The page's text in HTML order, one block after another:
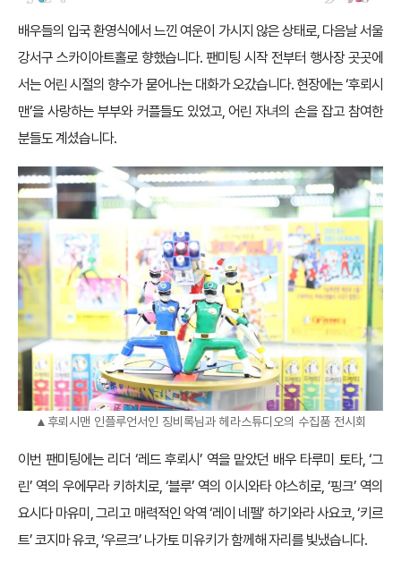
배우들의 입국 환영식에서 느낀 여운이 가시지 않은 상태로, 다음날 서울
강서구 스카이아트홀로 향했습니다. 팬미팅 시작 전부터 행사장 곳곳에
서는 어린 시절의 향수가 묻어나는 대화가 오갔습니다. 현장에는 ‘후뢰시
맨’을 사랑하는 부부와 커플들도 있었고, 어린 자녀의 손을 잡고 참여한
분들도 계셨습니다.
▲후뢰시맨 인플루언서인 징비록님과 헤라스튜디오의 수집품 전시회
이번 팬미팅에는 리더 ‘레드 후뢰시’ 역을 맡았던 배우 타루미 토타, ‘그
린’ 역의 우에무라 키하치로, ‘블루’ 역의 이시와타 야스히로, ‘핑크’ 역의
요시다 마유미, 그리고 매력적인 악역 ‘레이 네펠’ 하기와라 사요코, ‘키르
트’ 코지마 유코, ‘우르크’ 나가토 미유키가 함께해 자리를 빛냈습니다.